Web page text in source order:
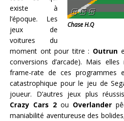
Chase H.Q
existe à
l’époque. Les
jeux de
voitures du
moment ont pour titre : Outrun
conversions d’arcade). Mais
frame-rate de ces programmes
catastrophique pour le jeu de
joueur. D’autres jeux plus
Crazy Cars 2 ou Overlander
maniabilité aventureuse des